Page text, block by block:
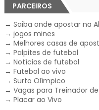
PARCEIROS
→ Saiba onde apostar na
→ jogos mines
→ Melhores casas de
→ Palpites de futebol
→ Notícias de futebol
→ Futebol ao vivo
→ Surto Olímpico
→ Vagas para Treinador
→ Placar ao Vivo